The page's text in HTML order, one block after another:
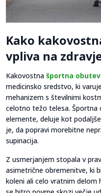
Kako
vpliva na
Kakovostna športna obutev
medicinsko sredstvo, ki
mehanizem s številnimi
celotno težo telesa. Športna
elemente, deluje kot
je, da popravi morebitne
supinacija.
Z usmerjanjem stopala v
asimetrične obremenitve, ki
koleni ali celo vratnim delom